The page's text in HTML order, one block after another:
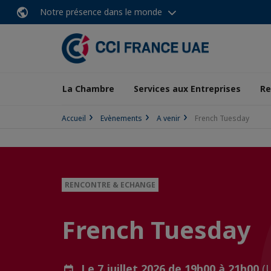
Notre présence dans le monde
La Chambre Services aux Entreprises
Accueil Evènements A venir French Tuesday
RENCONTRE & ECHANGE
French Tuesday